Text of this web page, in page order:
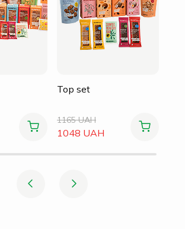
Top set
1165 UAH
1048 UAH